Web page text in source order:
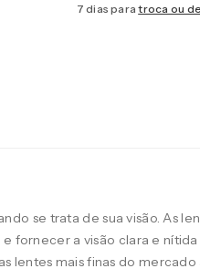
7 dias paratroca ou
se trata de sua visão. As
fornecer a visão clara e
lentes mais finas do